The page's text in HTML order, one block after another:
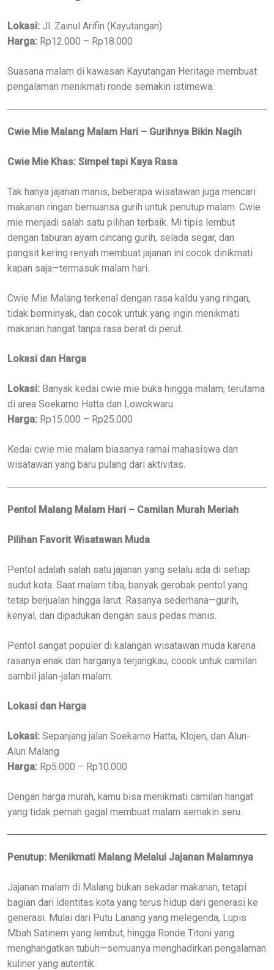
Lokasi: Jl. Zainul Arifin (Kayutangan)
Harga: Rp12.000 – Rp18.000
Suasana malam di kawasan Kayutangan Heritage membuat
pengalaman menikmati ronde semakin istimewa.
Cwie Mie Malang Malam Hari – Gurihnya Bikin Nagih
Cwie Mie Khas: Simpel tapi Kaya Rasa
Tak hanya jajanan manis, beberapa wisatawan juga mencari
makanan ringan bernuansa gurih untuk penutup malam. Cwie
mie menjadi salah satu pilihan terbaik. Mi tipis lembut
dengan taburan ayam cincang gurih, selada segar, dan
pangsit kering renyah membuat jajanan ini cocok dinikmati
kapan saja—termasuk malam hari.
Cwie Mie Malang terkenal dengan rasa kaldu yang ringan,
tidak berminyak, dan cocok untuk yang ingin menikmati
makanan hangat tanpa rasa berat di perut.
Lokasi dan Harga
Lokasi: Banyak kedai cwie mie buka hingga malam, terutama
di area Soekarno Hatta dan Lowokwaru
Harga: Rp15.000 – Rp25.000
Kedai cwie mie malam biasanya ramai mahasiswa dan
wisatawan yang baru pulang dari aktivitas.
Pentol Malang Malam Hari – Camilan Murah Meriah
Pilihan Favorit Wisatawan Muda
Pentol adalah salah satu jajanan yang selalu ada di setiap
sudut kota. Saat malam tiba, banyak gerobak pentol yang
tetap berjualan hingga larut. Rasanya sederhana—gurih,
kenyal, dan dipadukan dengan saus pedas manis.
Pentol sangat populer di kalangan wisatawan muda karena
rasanya enak dan harganya terjangkau, cocok untuk camilan
sambil jalan-jalan malam.
Lokasi dan Harga
Lokasi: Sepanjang jalan Soekarno Hatta, Klojen, dan Alun-
Alun Malang
Harga: Rp5.000 – Rp10.000
Dengan harga murah, kamu bisa menikmati camilan hangat
yang tidak pernah gagal membuat malam semakin seru.
Penutup: Menikmati Malang Melalui Jajanan Malamnya
Jajanan malam di Malang bukan sekadar makanan, tetapi
bagian dari identitas kota yang terus hidup dari generasi ke
generasi. Mulai dari Putu Lanang yang melegenda, Lupis
Mbah Satinem yang lembut, hingga Ronde Titoni yang
menghangatkan tubuh—semuanya menghadirkan pengalaman
kuliner yang autentik.